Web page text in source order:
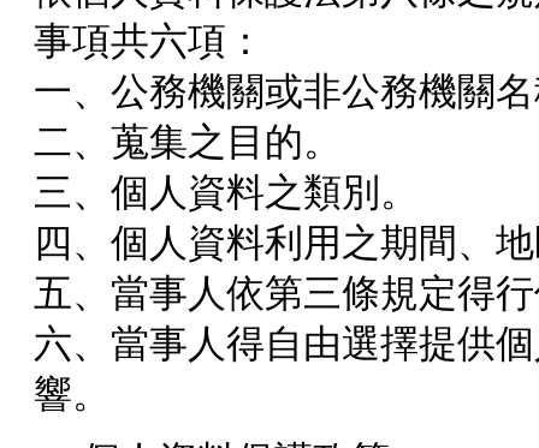
事項共六項：
一、公務機關或非公務機關
二、蒐集之目的。
三、個人資料之類別。
四、個人資料利用之期間、
五、當事人依第三條規定得
六、當事人得自由選擇提供
響。